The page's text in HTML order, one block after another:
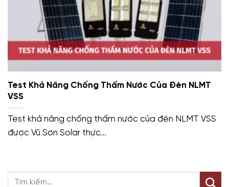
Test Khả Năng Chống Thấm Nước Của Đèn NLMT
VSS
Test khả năng chống thấm nước của đèn NLMT VSS
được Vũ Sơn Solar thực...